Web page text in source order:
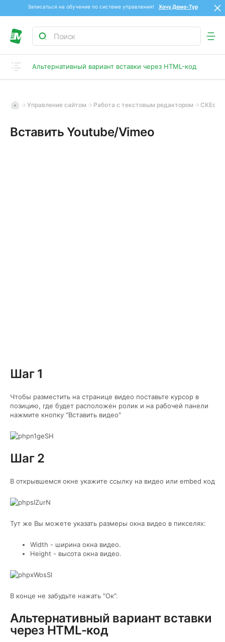
Записаться на обучение по системе управления! Хочу Демо-Тур
Альтернативный вариант вставки через HTML-код
Управление сайтом Работа с текстовым редактором
Вставить Youtube/Vimeo
Шаг 1
Чтобы разместить на странице видео поставьте курсор в
позицию, где будет расположен ролик и на рабочей панели
нажмите кнопку "Вставить видео"
Шаг 2
В открывшемся окне укажите ссылку на видео или embed код
Тут же Вы можете указать размеры окна видео в пикселях:
Width - ширина окна видео.
Height - высота окна видео.
В конце не забудьте нажать "Ок".
Альтернативный вариант вставки
через HTML-код